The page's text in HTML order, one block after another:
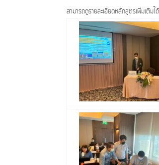
สามารถดูรายละเอียดหลักสูตรเพิ่มเติมไ